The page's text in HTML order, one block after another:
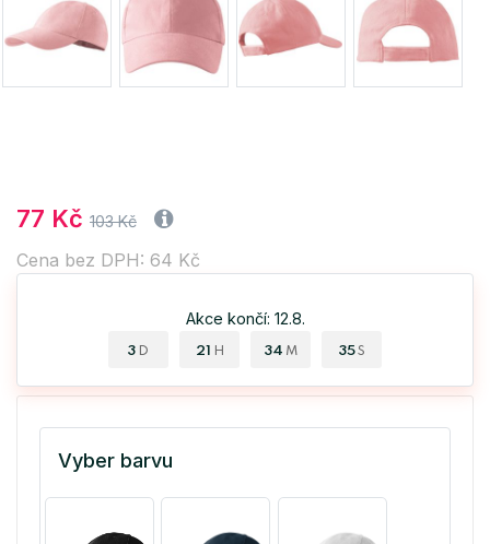
77 Kč 103 Kč
Cena bez DPH: 64 Kč
Akce končí: 12.8.
3 D 21 H 34 M 34 S
Vyber barvu